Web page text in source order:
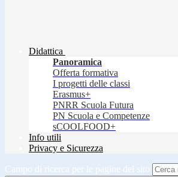
Didattica
Panoramica
Offerta formativa
I progetti delle classi
Erasmus+
PNRR Scuola Futura
PN Scuola e Competenze
sCOOLFOOD+
Info utili
Privacy e Sicurezza
Campo di ricerca per le pagine del sito